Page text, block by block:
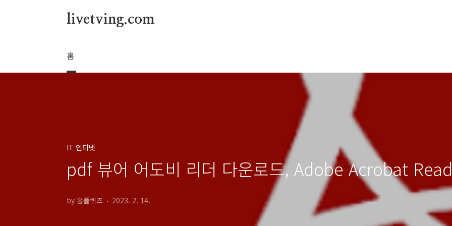
livetving.com
홈
IT 인터넷
pdf 뷰어 어도비 리더 다운로드, Adobe Acrobat
by 홈플퀴즈 2023. 2. 14.